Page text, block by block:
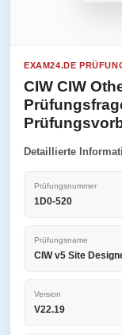
EXAM24.DE
CIW CIW
Detaillierte
Prüfungsnummer
1D0-520
Prüfungsname
CIW v5 Site
Version
V22.19